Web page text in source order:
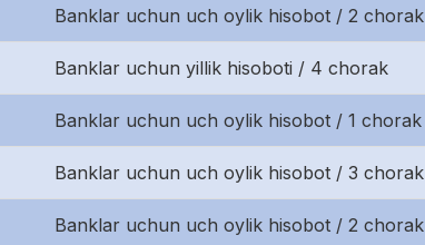
Banklar uchun uch oylik hisobot / 2 chorak
Banklar uchun yillik hisoboti / 4 chorak
Banklar uchun uch oylik hisobot / 1 chorak
Banklar uchun uch oylik hisobot / 3 chorak
Banklar uchun uch oylik hisobot / 2 chorak